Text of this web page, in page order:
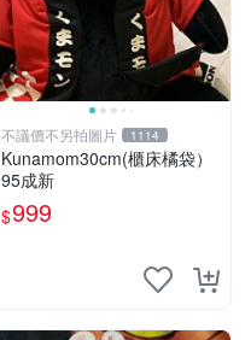
不議價不另拍圖片 1114
Kunamom30cm(櫃床橘袋）
95成新
$999